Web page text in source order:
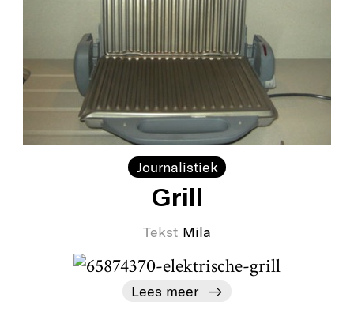
Journalistiek
Grill
Tekst Mila
Lees meer